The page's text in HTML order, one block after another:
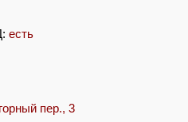
есть
пер., 3